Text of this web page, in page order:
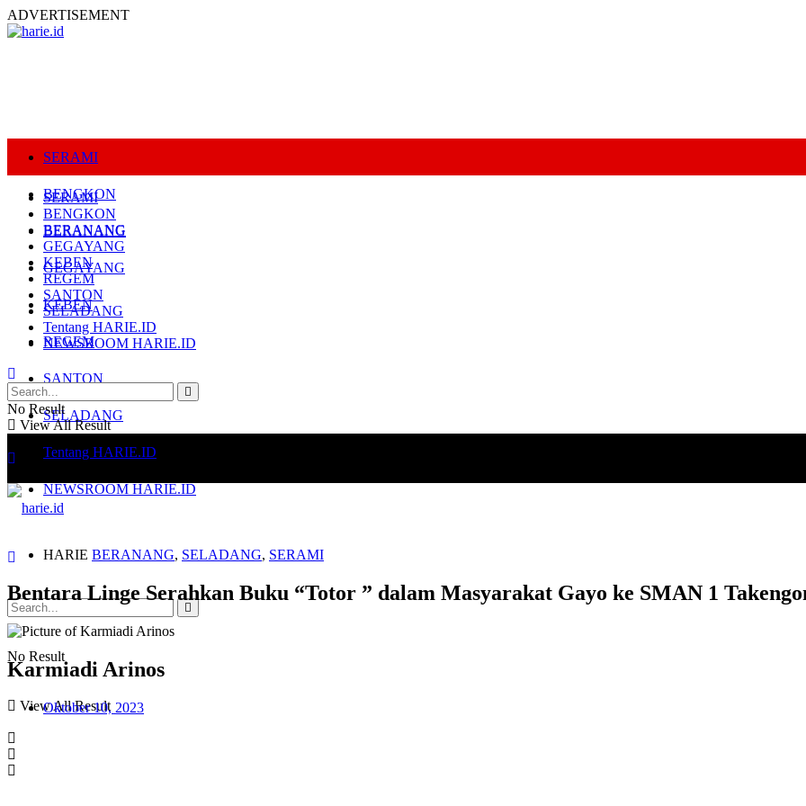
ADVERTISEMENT
SERAMI
BENGKON
BERANANG
GEGAYANG
KEBEN
REGEM
SANTON
SELADANG
Tentang HARIE.ID
NEWSROOM HARIE.ID
SERAMI
BENGKON
BERANANG
GEGAYANG
KEBEN
REGEM
SANTON
SELADANG
Tentang HARIE.ID
NEWSROOM HARIE.ID
No Result
View All Result
No Result
View All Result
HARIE BERANANG, SELADANG, SERAMI
Bentara Linge Serahkan Buku “Totor ” dalam Masyarakat Gayo ke SMAN 1
Karmiadi Arinos
Oktober 10, 2023